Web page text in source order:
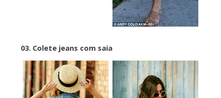
03. Colete jeans com saia